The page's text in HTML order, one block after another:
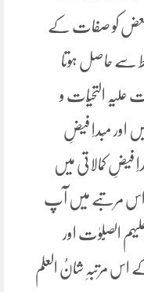
بعض کو صفات کے
سے حاصل ہوتا
علیْہ التحیّات و
اور مَبداِ فیضِ
کمالاتی میں
اس مرتبے میں آپ
الصَّلوٰت اور
اس مرتبہِ شانُ العلم